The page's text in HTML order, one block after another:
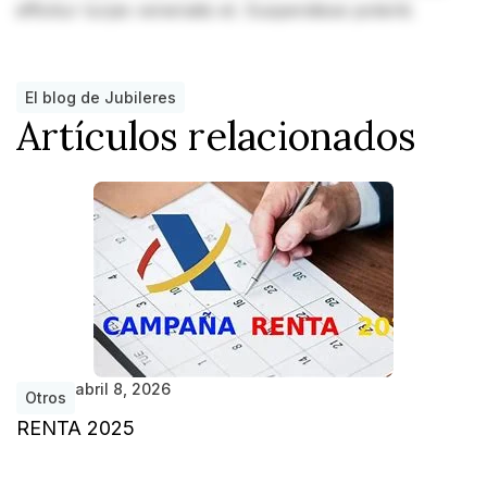
efficitur turpis venenatis et. Suspendisse potenti.
El blog de Jubileres
Artículos relacionados
Otros abril 8, 2026
RENTA 2025